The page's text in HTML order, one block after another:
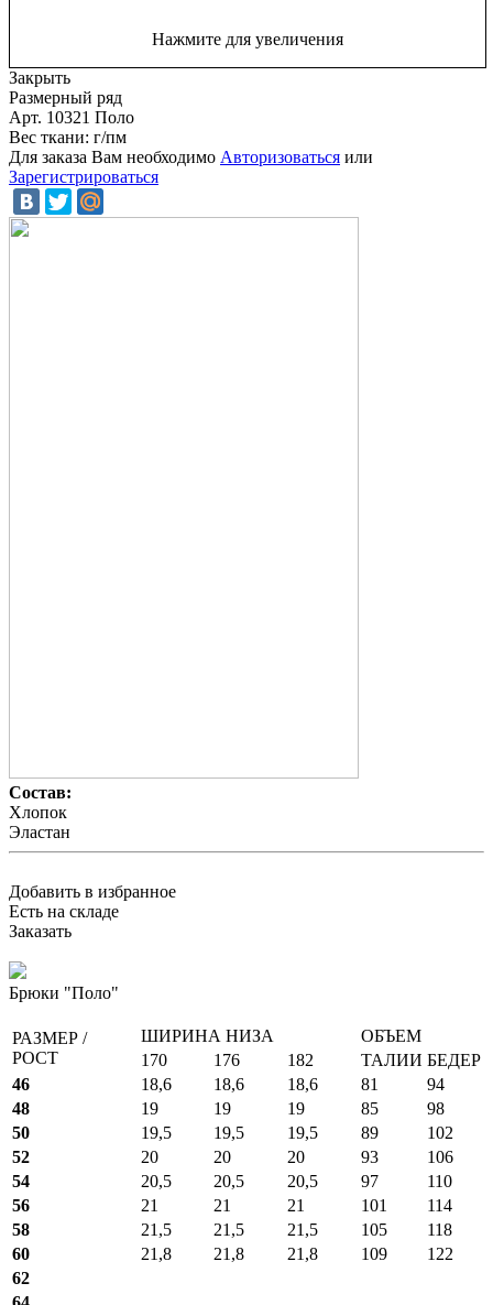
Нажмите для увеличения
Закрыть
Размерный ряд
Арт. 10321 Поло
Вес ткани: г/пм
Для заказа Вам необходимо Авторизоваться или
Зарегистрироваться
Состав:
Хлопок
Эластан
Добавить в избранное
Есть на складе
Заказать
Брюки "Поло"
РАЗМЕР /
РОСТ
ШИРИНА НИЗА
ОБЪЕМ
170
176 182 ТАЛИИ БЕДЕР
46
18,6 18,6 18,6 81
94
48
19 19 19 85
98
50
19,5 19,5 19,5 89
102
52
20 20 20 93
106
54
20,5 20,5 20,5 97
110
56
21 21 21 101
114
58
21,5 21,5 21,5 105
118
60
21,8 21,8 21,8 109
122
62